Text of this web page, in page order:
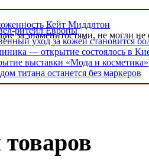
Кейт Миддлтон
за знаменитостями, не могли
ритейл Европы
уход за кожей становится
— открытие состоялось в
выставки «Мода и косметика»
титана останется без маркеров